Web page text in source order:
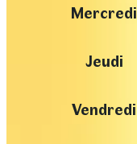
Mercredi
Jeudi
Vendredi